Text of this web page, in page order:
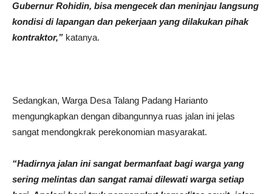
Gubernur Rohidin, bisa mengecek dan meninjau langsung
kondisi di lapangan dan pekerjaan yang dilakukan pihak
kontraktor,” katanya.
Sedangkan, Warga Desa Talang Padang Harianto
mengungkapkan dengan dibangunnya ruas jalan ini jelas
sangat mendongkrak perekonomian masyarakat.
“Hadirnya jalan ini sangat bermanfaat bagi warga yang
sering melintas dan sangat ramai dilewati warga setiap